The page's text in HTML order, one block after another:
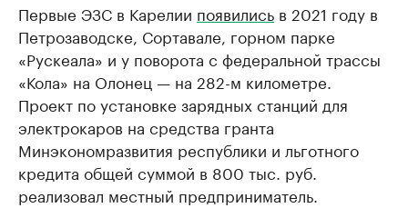
Первые ЭЗС в Карелии появились в 2021 году в
Петрозаводске, Сортавале, горном парке
«Рускеала» и у поворота с федеральной трассы
«Кола» на Олонец — на 282-м километре.
Проект по установке зарядных станций для
электрокаров на средства гранта
Минэкономразвития республики и льготного
кредита общей суммой в 800 тыс. руб.
реализовал местный предприниматель.